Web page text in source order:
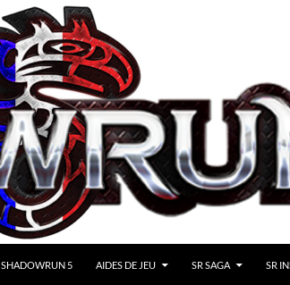
SHADOWRUN 5 AIDES DE JEU SR SAGA SR